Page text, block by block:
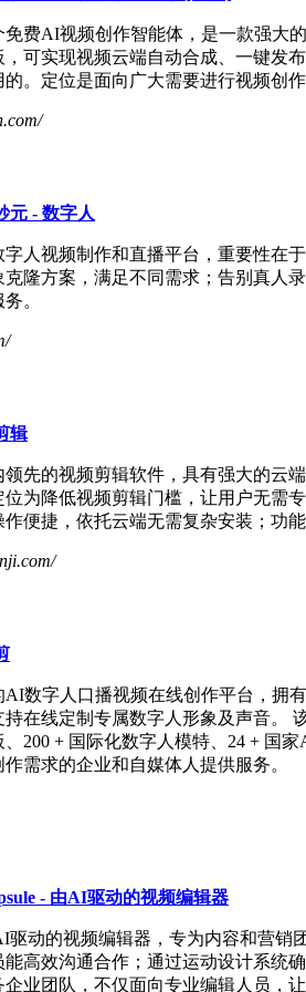
费AI视频创作智能体，是一款强大
，可实现视频云端自动合成、一键发
。定位是面向广大需要进行视频创
元 - 数字人
人视频制作和直播平台，重要性在
隆方案，满足不同需求；告别真人
。
辑
领先的视频剪辑软件，具有强大的
为降低视频剪辑门槛，让用户无需
作便捷，依托云端无需复杂安装；功
AI数字人口播视频在线创作平台，拥
在线定制专属数字人形象及声音。
200 + 国际化数字人模特、24 + 国
需求的企业和自媒体人提供服务。
- 由AI驱动的视频编辑器
驱动的视频编辑器，专为内容和营
高效沟通合作；通过运动设计系统
业团队，不仅面向专业编辑人员，